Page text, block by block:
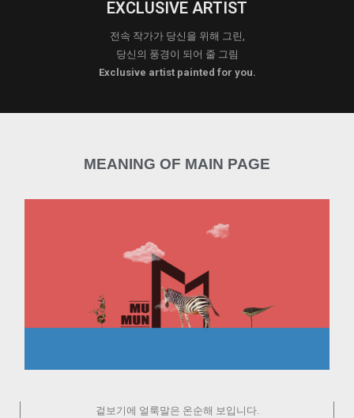
EXCLUSIVE ARTIST
전속 작가가 당신을 위해 그린,
당신의 풍경이 되어 줄 그림
Exclusive artist painted for you.
MEANING OF MAIN PAGE
겉보기에 얼룩말은 온순해 보입니다.